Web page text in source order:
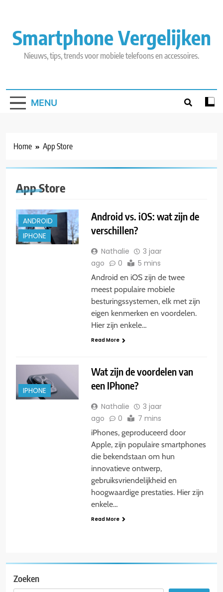
contentSmartphone Vergelijken
Nieuws, tips, trends voor mobiele telefoons en accessoires.
MENU
Home App Store
App Store
ANDROID
IPHONE
Android vs. iOS: wat zijn de
verschillen?
Nathalie
3 jaar
ago
0 5 mins
Android en iOS zijn de twee
meest populaire mobiele
besturingssystemen, elk met zijn
eigen kenmerken en voordelen.
Hier zijn enkele…
Read More
IPHONE
Wat zijn de voordelen van
een IPhone?
Nathalie
3 jaar
ago
0 7 mins
iPhones, geproduceerd door
Apple, zijn populaire smartphones
die bekendstaan om hun
innovatieve ontwerp,
gebruiksvriendelijkheid en
hoogwaardige prestaties. Hier zijn
enkele…
Read More
Zoeken